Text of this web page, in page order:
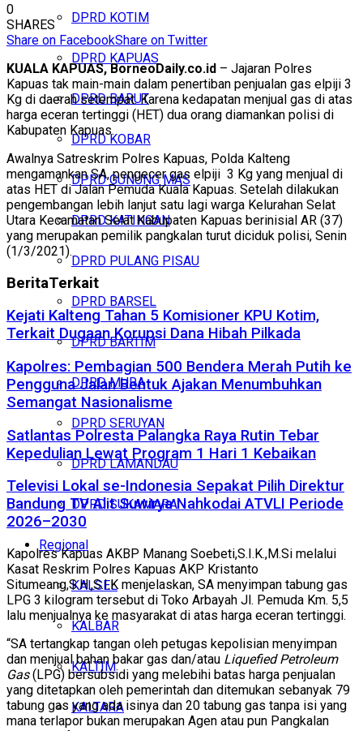
DPRD KOTIM
DPRD KAPUAS
DPRD BARUT
DPRD KOBAR
DPRD GUNUNG MAS
DPRD KATINGAN
DPRD PULANG PISAU
DPRD BARSEL
DPRD BARTIM
DPRD MURA
DPRD SERUYAN
DPRD LAMANDAU
DPRD SUKAMARA
Regional
KALSEL
KALBAR
KALTIM
KALTARA
0
SHARES
Share on FacebookShare on Twitter
KUALA KAPUAS, BorneoDaily.co.id – Jajaran Polres
Kapuas tak main-main dalam penertiban penjualan gas elpiji 3
Kg di daerah setempat. Karena kedapatan menjual gas di atas
harga eceran tertinggi (HET) dua orang diamankan polisi di
Kabupaten Kapuas.
Awalnya Satreskrim Polres Kapuas, Polda Kalteng
mengamankan SA, pengecer gas elpiji 3 Kg yang menjual di
atas HET di Jalan Pemuda Kuala Kapuas. Setelah dilakukan
pengembangan lebih lanjut satu lagi warga Kelurahan Selat
Utara Kecamatan Selat Kabupaten Kapuas berinisial AR (37)
yang merupakan pemilik pangkalan turut diciduk polisi, Senin
(1/3/2021).
BeritaTerkait
Kejati Kalteng Tahan 5 Komisioner KPU Kotim,
Terkait Dugaan Korupsi Dana Hibah Pilkada
Kapolres: Pembagian 500 Bendera Merah Putih ke
Pengguna Jalan Bentuk Ajakan Menumbuhkan
Semangat Nasionalisme
Satlantas Polresta Palangka Raya Rutin Tebar
Kepedulian Lewat Program 1 Hari 1 Kebaikan
Televisi Lokal se-Indonesia Sepakat Pilih Direktur
Bandung TV Alit Suwirya Nahkodai ATVLI Periode
2026–2030
Kapolres Kapuas AKBP Manang Soebeti,S.I.K.,M.Si melalui
Kasat Reskrim Polres Kapuas AKP Kristanto
Situmeang,S.H.,S.I.K menjelaskan, SA menyimpan tabung gas
LPG 3 kilogram tersebut di Toko Arbayah Jl. Pemuda Km. 5,5
lalu menjualnya ke masyarakat di atas harga eceran tertinggi.
“SA tertangkap tangan oleh petugas kepolisian menyimpan
dan menjual bahan bakar gas dan/atau Liquefied Petroleum
Gas(LPG) bersubsidi yang melebihi batas harga penjualan
yang ditetapkan oleh pemerintah dan ditemukan sebanyak 79
tabung gas yang ada isinya dan 20 tabung gas tanpa isi yang
mana terlapor bukan merupakan Agen atau pun Pangkalan